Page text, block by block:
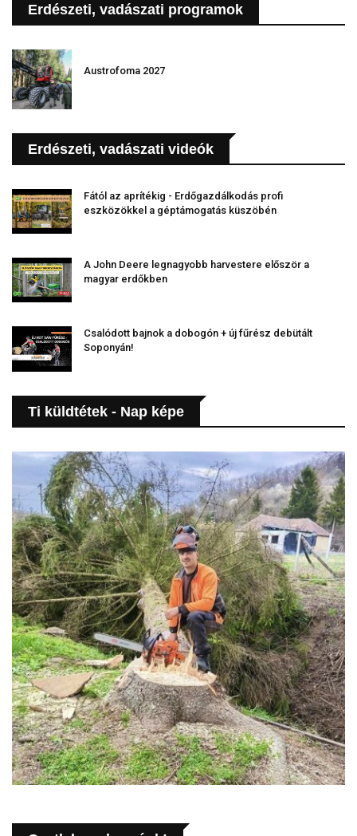
Erdészeti, vadászati programok
Austrofoma 2027
Erdészeti, vadászati videók
Fától az aprítékig - Erdőgazdálkodás profi
eszközökkel a géptámogatás küszöbén
A John Deere legnagyobb harvestere először a
magyar erdőkben
Csalódott bajnok a dobogón + új fűrész debütált
Soponyán!
Ti küldtétek - Nap képe